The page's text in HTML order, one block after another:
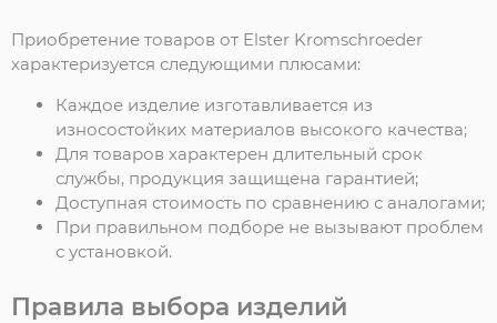
Приобретение товаров от Elster Kromschroeder
характеризуется следующими плюсами:
Каждое изделие изготавливается из
износостойких материалов высокого качества;
Для товаров характерен длительный срок
службы, продукция защищена гарантией;
Доступная стоимость по сравнению с аналогами;
При правильном подборе не вызывают проблем
с установкой.
Правила выбора изделий